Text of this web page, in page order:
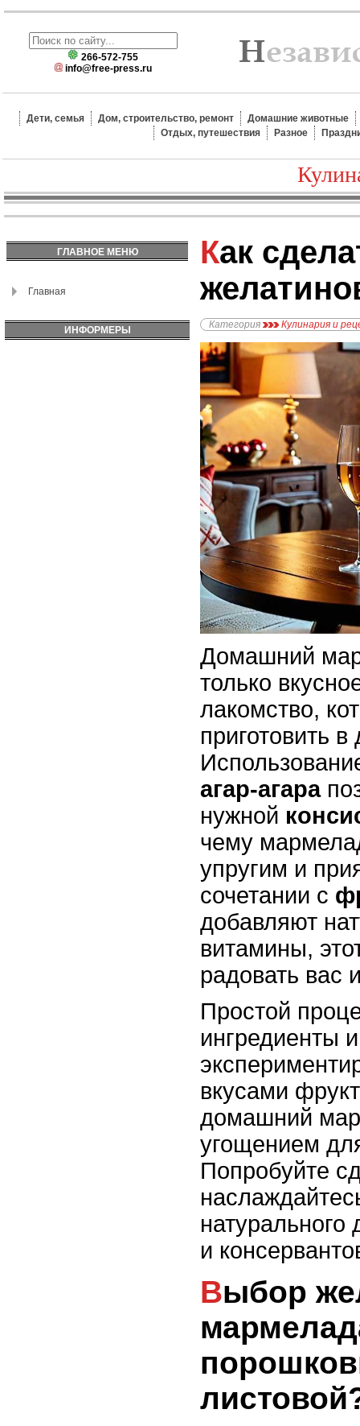
266-572-755
info@free-press.ru
Дети, семья Дом, строительство, ремонт
Домашние животные
Отдых, путешествия
Разное
ГЛАВНОЕ МЕНЮ
Главная
ИНФОРМЕРЫ
Как сделать домашний
Категория Кулинария и
Домашний
только
лакомство,
приготовить
агар-агара
нужной
чему
упругим и
сочетании с
добавляют
витамины,
радовать вас
Простой
ингредиенты
вкусами
домашний
угощением
Попробуйте
натурального
и
Выбор желатина для